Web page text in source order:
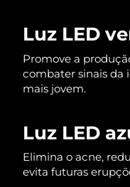
Luz LED
Promove a
combater sinais da
mais jovem.
Luz LED
Elimina o acne,
evita futuras
Omã
Filipinas
Polônia
Portugal
Porto Rico